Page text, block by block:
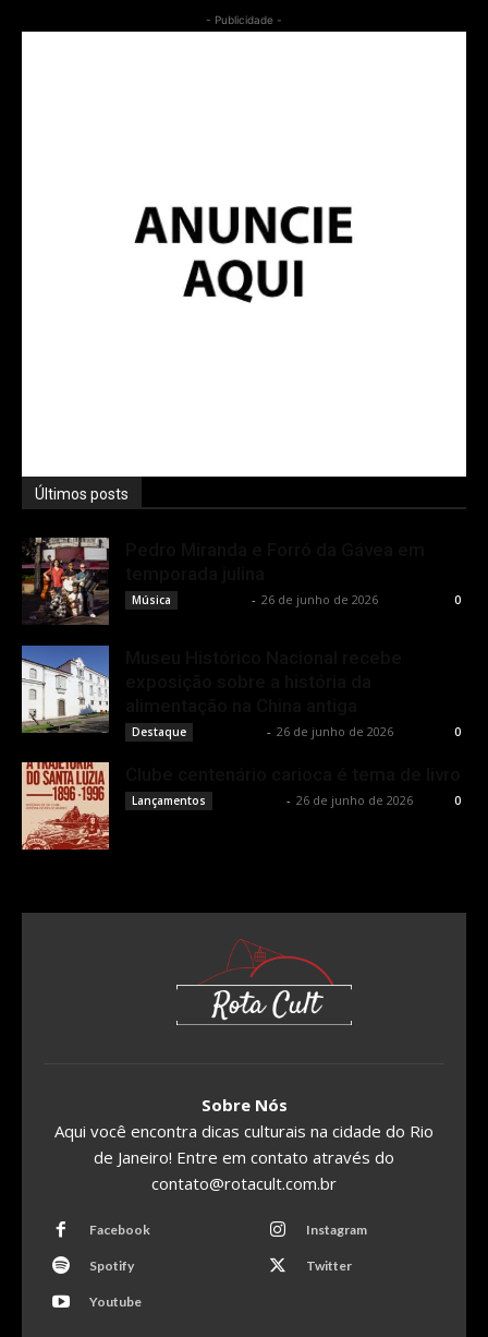
- Publicidade -
Últimos posts
Música - 26 de junho de 2026 0
Destaque - 26 de junho de 2026 0
Lançamentos - 26 de junho de 2026 0
Sobre Nós
Aqui você encontra dicas culturais na cidade do Rio
de Janeiro! Entre em contato através do
contato@rotacult.com.br
Facebook Instagram
Spotify Twitter
Youtube